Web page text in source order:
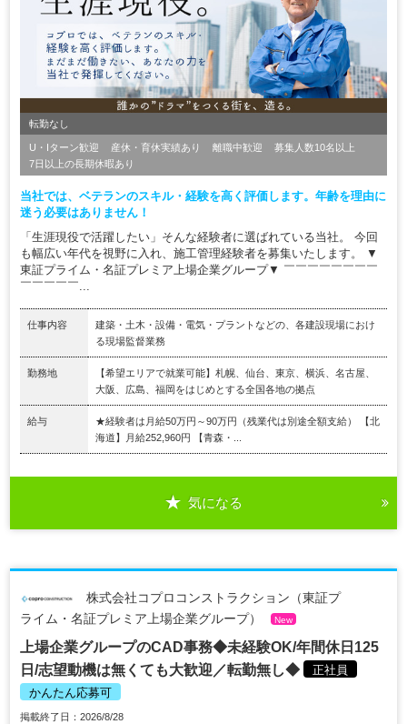
転勤なし
U・Iターン歓迎 産休・育休実績あり 離職中歓迎
募集人数10名以上
7日以上の長期休暇あり
当社では、ベテランのスキル・経験を高く評価します。年齢を理由に
迷う必要はありません！
「生涯現役で活躍したい」そんな経験者に選ばれている当社。 今回
も幅広い年代を視野に入れ、施工管理経験者を募集いたします。 ▼
東証プライム・名証プレミア上場企業グループ▼ ￣￣￣￣￣￣￣￣
￣￣￣￣￣...
仕事内容
建築・土木・設備・電気・プラントなどの、各建設現場におけ
る現場監督業務
勤務地
【希望エリアで就業可能】札幌、仙台、東京、横浜、名古屋、
大阪、広島、福岡をはじめとする全国各地の拠点
給与
★経験者は月給50万円～90万円（残業代は別途全額支給） 【北
海道】月給252,960円 【青森・...
気になる
株式会社コプロコンストラクション（東証プ
ライム・名証プレミア上場企業グループ）
New
上場企業グループのCAD事務◆未経験OK/年間休日125
日/志望動機は無くても大歓迎／転勤無し◆
正社員
かんたん応募可
掲載終了日：2026/8/28